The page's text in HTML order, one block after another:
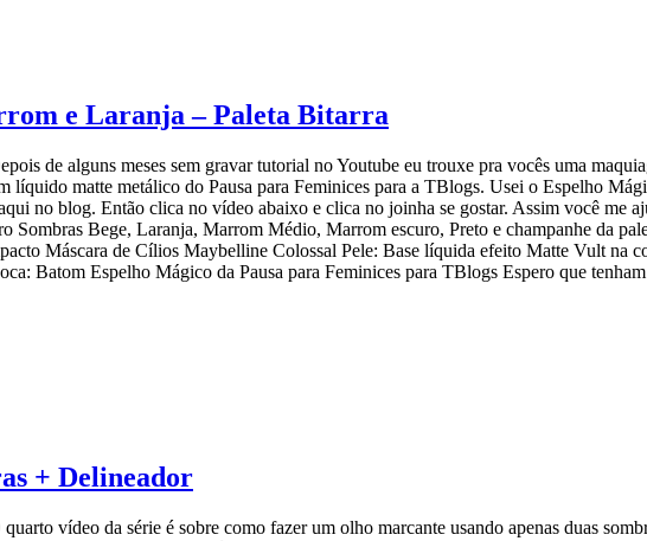
e Laranja – Paleta Bitarra
de alguns meses sem gravar tutorial no Youtube eu trouxe pra vocês uma
líquido matte metálico do Pausa para Feminices para a TBlogs. Usei o Espelho
no blog. Então clica no vídeo abaixo e clica no joinha se gostar. Assim você me
Sombras Bege, Laranja, Marrom Médio, Marrom escuro, Preto e champanhe da
Máscara de Cílios Maybelline Colossal Pele: Base líquida efeito Matte Vult na
Batom Espelho Mágico da Pausa para Feminices para TBlogs Espero que
+ Delineador
vídeo da série é sobre como fazer um olho marcante usando apenas duas